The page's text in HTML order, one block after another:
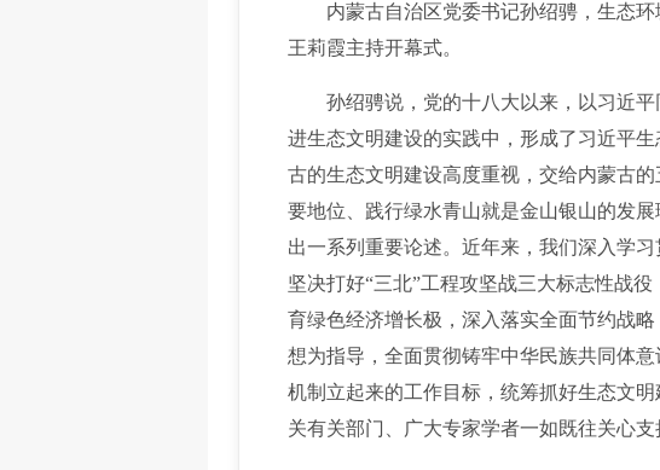
内蒙古自治区党委书记孙绍骋，生态环
王莉霞主持开幕式。
孙绍骋说，党的十八大以来，以习近平
进生态文明建设的实践中，形成了习近平
古的生态文明建设高度重视，交给内蒙古
要地位、践行绿水青山就是金山银山的发
出一系列重要论述。近年来，我们深入学
坚决打好“三北”工程攻坚战三大标志性战
育绿色经济增长极，深入落实全面节约战
想为指导，全面贯彻铸牢中华民族共同体
机制立起来的工作目标，统筹抓好生态文
关有关部门、广大专家学者一如既往关心